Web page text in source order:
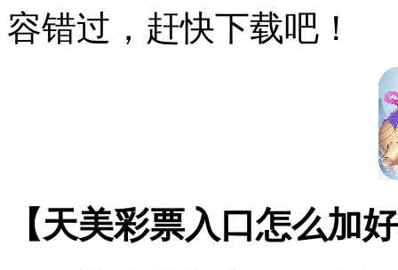
容错过，赶快下载吧！
【天美彩票入口怎么加